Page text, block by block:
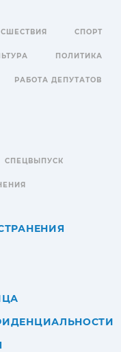
СПОРТ
ПОЛИТИКА
РАБОТА ДЕПУТАТОВ
СПЕЦВЫПУСК